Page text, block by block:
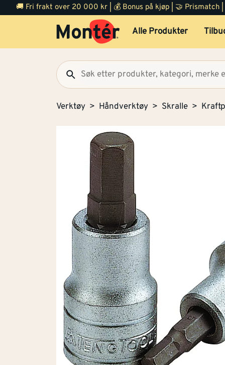
🚚 Fri frakt over 20 000 kr | 💰 Bonus på kjøp | 🤝 Prismatch
Alle Produkter
Verktøy Håndverktøy Skralle